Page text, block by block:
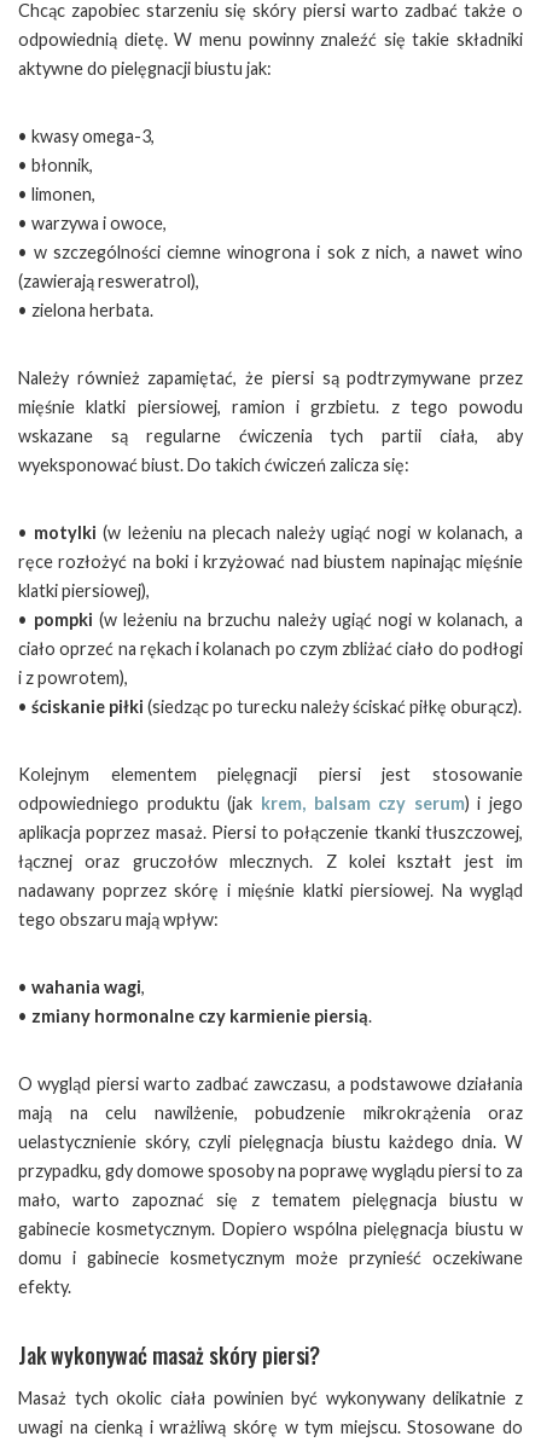
Chcąc zapobiec starzeniu się skóry piersi warto zadbać także o
odpowiednią dietę. W menu powinny znaleźć się takie składniki
aktywne do pielęgnacji biustu jak:
• kwasy omega-3,
• błonnik,
• limonen,
• warzywa i owoce,
• w szczególności ciemne winogrona i sok z nich, a nawet wino
(zawierają resweratrol),
• zielona herbata.
Należy również zapamiętać, że piersi są podtrzymywane przez
mięśnie klatki piersiowej, ramion i grzbietu. z tego powodu
wskazane są regularne ćwiczenia tych partii ciała, aby
wyeksponować biust. Do takich ćwiczeń zalicza się:
• motylki (w leżeniu na plecach należy ugiąć nogi w kolanach, a
ręce rozłożyć na boki i krzyżować nad biustem napinając mięśnie
klatki piersiowej),
• pompki (w leżeniu na brzuchu należy ugiąć nogi w kolanach, a
ciało oprzeć na rękach i kolanach po czym zbliżać ciało do podłogi
i z powrotem),
• ściskanie piłki (siedząc po turecku należy ściskać piłkę oburącz).
Kolejnym elementem pielęgnacji piersi jest stosowanie
odpowiedniego produktu (jak krem, balsam czy serum) i jego
aplikacja poprzez masaż. Piersi to połączenie tkanki tłuszczowej,
łącznej oraz gruczołów mlecznych. Z kolei kształt jest im
nadawany poprzez skórę i mięśnie klatki piersiowej. Na wygląd
tego obszaru mają wpływ:
• wahania wagi,
• zmiany hormonalne czy karmienie piersią.
O wygląd piersi warto zadbać zawczasu, a podstawowe działania
mają na celu nawilżenie, pobudzenie mikrokrążenia oraz
uelastycznienie skóry, czyli pielęgnacja biustu każdego dnia. W
przypadku, gdy domowe sposoby na poprawę wyglądu piersi to za
mało, warto zapoznać się z tematem pielęgnacja biustu w
gabinecie kosmetycznym. Dopiero wspólna pielęgnacja biustu w
domu i gabinecie kosmetycznym może przynieść oczekiwane
efekty.
Jak wykonywać masaż skóry piersi?
Masaż tych okolic ciała powinien być wykonywany delikatnie z
uwagi na cienką i wrażliwą skórę w tym miejscu. Stosowane do